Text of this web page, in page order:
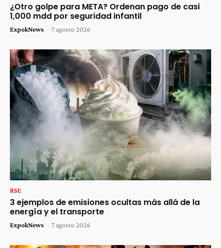
¿Otro golpe para META? Ordenan pago de casi
1,000 mdd por seguridad infantil
ExpokNews - 7 agosto 2026
RSE
3 ejemplos de emisiones ocultas más allá de la
energía y el transporte
ExpokNews - 7 agosto 2026